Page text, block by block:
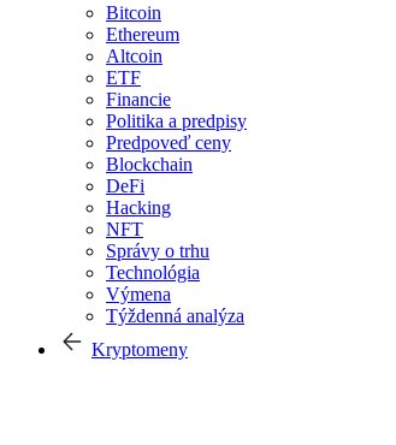
Bitcoin
Ethereum
Altcoin
ETF
Financie
Politika a predpisy
Predpoveď ceny
Blockchain
DeFi
Hacking
NFT
Správy o trhu
Technológia
Výmena
Týždenná analýza
Kryptomeny